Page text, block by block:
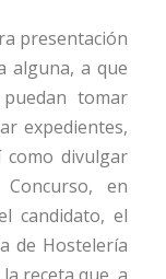
presentación
alguna, a que
tomar
expedientes,
como divulgar
en
candidato, el
de Hostelería